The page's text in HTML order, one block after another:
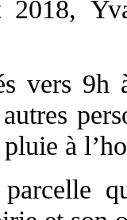
vers 9h
à